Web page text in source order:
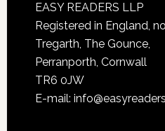
EASY READERS LLP
Registered in England,
Tregarth, The Gounce,
Perranporth, Cornwall
TR6 0JW
E-mail: